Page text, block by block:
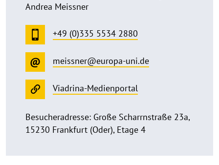
Andrea Meissner
+49 (0)335 5534 2880
meissner@europa-uni.de
Viadrina-Medienportal
Besucheradresse: Große Scharrnstraße 23a,
15230 Frankfurt (Oder), Etage 4